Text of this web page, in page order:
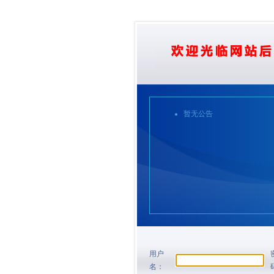
暂无公告
用户
名：